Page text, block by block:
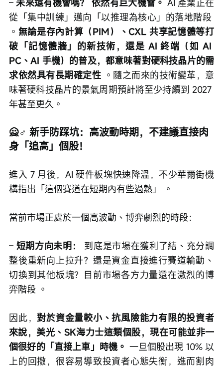
– 未來還有機會嗎？ 依然有巨大機會。 AI 產業正在
從「集中訓練」邁向「以推理為核心」的落地階段
。 無論是存內計算（PIM）、CXL 共享記憶體等打
破「記憶體牆」的新技術，還是 AI 終端（如 AI
PC、AI 手機）的普及，都意味著對硬科技晶片的需
求依然具有長期確定性 。隨之而來的技術變革，意
味著硬科技晶片的景氣周期預計將至少持續到 2027
年甚至更久。
🙅♂️ 新手防踩坑：高波動時期，不建議直接肉
身「追高」個股！
進入 7 月後，AI 硬件板塊快速降溫，不少華爾街機
構指出「這個賽道在短期內有些過熱」 。
當前市場正處於一個高波動、博弈劇烈的時段：
– 短期方向未明：
到底是市場在獲利了結、充分調
整後重新向上拉升？還是資金直接進行賽道輪動、
切換到其他板塊？目前市場各方力量還在激烈的博
弈階段 。
因此，對於資金量較小、抗風險能力有限的投資者
來說，美光、SK海力士這類個股，現在可能並非一
個很好的「直接上車」時機。 一旦個股出現 10% 以
上的回撤，很容易導致投資者心態失衡，進而割肉